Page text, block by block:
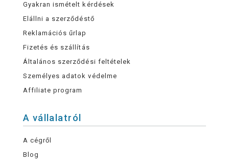
Gyakran ismételt kérdések
Elállni a szerződéstő
Reklamációs űrlap
Fizetés és szállítás
Általános szerződési feltételek
Személyes adatok védelme
Affiliate program
A vállalatról
A cégről
Blog